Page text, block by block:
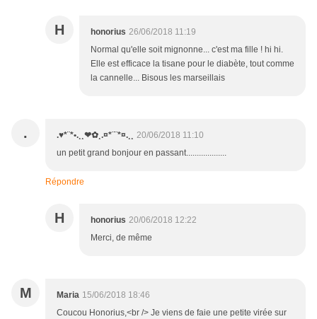
H honorius 26/06/2018 11:19
Normal qu'elle soit mignonne... c'est ma fille ! hi hi.
Elle est efficace la tisane pour le diabète, tout comme
la cannelle... Bisous les marseillais
. .♥*¨*•.¸¸❤✿¸.¤*¨¨*¤.¸¸
20/06/2018 11:10
un petit grand bonjour en passant...................
Répondre
H honorius 20/06/2018 12:22
Merci, de même
M Maria 15/06/2018 18:46
Coucou Honorius,<br /> Je viens de faie une petite virée sur